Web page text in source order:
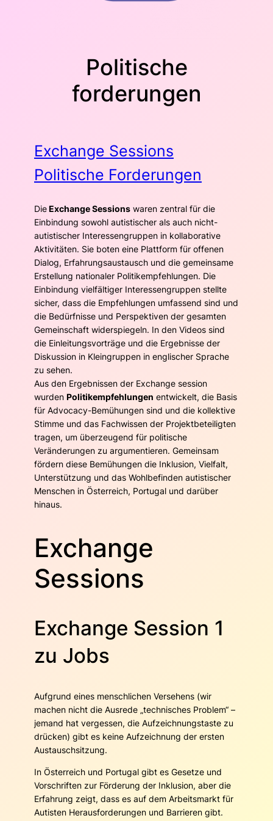
Politische
forderungen
Exchange Sessions
Politische Forderungen
DieExchange Sessions waren zentral für die
Einbindung sowohl autistischer als auch nicht-
autistischer Interessengruppen in kollaborative
Aktivitäten. Sie boten eine Plattform für offenen
Dialog, Erfahrungsaustausch und die gemeinsame
Erstellung nationaler Politikempfehlungen. Die
Einbindung vielfältiger Interessengruppen stellte
sicher, dass die Empfehlungen umfassend sind und
die Bedürfnisse und Perspektiven der gesamten
Gemeinschaft widerspiegeln. In den Videos sind
die Einleitungsvorträge und die Ergebnisse der
Diskussion in Kleingruppen in englischer Sprache
zu sehen.
Aus den Ergebnissen der Exchange session
wurden Politikempfehlungen entwickelt, die Basis
für Advocacy-Bemühungen sind und die kollektive
Stimme und das Fachwissen der Projektbeteiligten
tragen, um überzeugend für politische
Veränderungen zu argumentieren. Gemeinsam
fördern diese Bemühungen die Inklusion, Vielfalt,
Unterstützung und das Wohlbefinden autistischer
Menschen in Österreich, Portugal und darüber
hinaus.
Exchange
Sessions
Exchange Session 1
zu Jobs
Aufgrund eines menschlichen Versehens (wir
machen nicht die Ausrede „technisches Problem“ –
jemand hat vergessen, die Aufzeichnungstaste zu
drücken) gibt es keine Aufzeichnung der ersten
Austauschsitzung.
In Österreich und Portugal gibt es Gesetze und
Vorschriften zur Förderung der Inklusion, aber die
Erfahrung zeigt, dass es auf dem Arbeitsmarkt für
Autisten Herausforderungen und Barrieren gibt.